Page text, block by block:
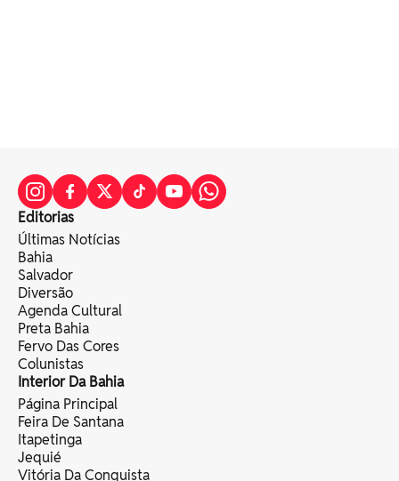
Editorias
Últimas Notícias
Bahia
Salvador
Diversão
Agenda Cultural
Preta Bahia
Fervo Das Cores
Colunistas
Interior Da Bahia
Página Principal
Feira De Santana
Itapetinga
Jequié
Vitória Da Conquista